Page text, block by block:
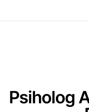
Psiholog